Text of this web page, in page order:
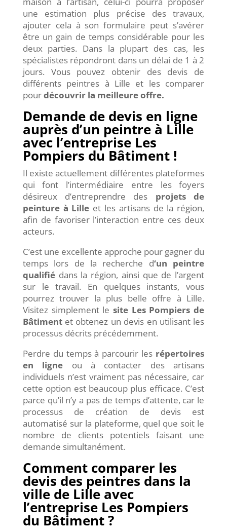
une estimation plus précise des travaux,
ajouter cela à son formulaire peut s’avérer
être un gain de temps considérable pour les
deux parties. Dans la plupart des cas, les
spécialistes répondront dans un délai de 1 à 2
jours. Vous pouvez obtenir des devis de
différents peintres à Lille et les comparer
pourdécouvrir la meilleure offre.
Demande de devis en ligne
auprès d’un peintre à Lille
avec l’entreprise Les
Pompiers du Bâtiment !
Il existe actuellement différentes plateformes
qui font l’intermédiaire entre les foyers
désireux d’entreprendre des projets de
peinture à Lille et les artisans de la région,
afin de favoriser l’interaction entre ces deux
acteurs.
C’est une excellente approche pour gagner du
temps lors de la recherche d‘un peintre
qualifiédans la région, ainsi que de l’argent
sur le travail. En quelques instants, vous
pourrez trouver la plus belle offre à Lille.
Visitez simplement le site Les Pompiers de
Bâtiment et obtenez un devis en utilisant les
processus décrits précédemment.
Perdre du temps à parcourir les répertoires
en ligne ou à contacter des artisans
individuels n’est vraiment pas nécessaire, car
cette option est beaucoup plus efficace. C’est
parce qu’il n’y a pas de temps d’attente, car le
processus de création de devis est
automatisé sur la plateforme, quel que soit le
nombre de clients potentiels faisant une
demande simultanément.
Comment comparer les
devis des peintres dans la
ville de Lille avec
l’entreprise Les Pompiers
du Bâtiment ?